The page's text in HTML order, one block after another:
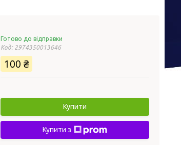
Готово до відправки
Код: 2974350013646
100 ₴
Купити
Купити з